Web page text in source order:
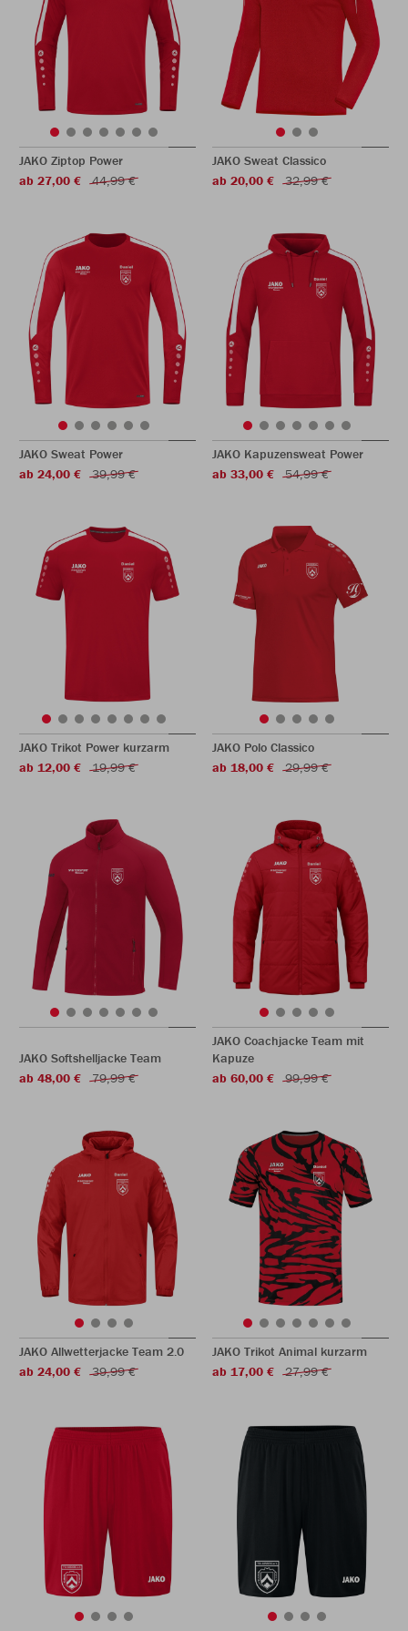
JAKO Ziptop Power
ab 27,00 €
44,99 €
JAKO Sweat Classico
ab 20,00 €
32,99 €
JAKO Sweat Power
ab 24,00 €
39,99 €
JAKO Kapuzensweat Power
ab 33,00 €
54,99 €
JAKO Trikot Power kurzarm
ab 12,00 €
19,99 €
JAKO Polo Classico
ab 18,00 €
29,99 €
JAKO Softshelljacke Team
ab 48,00 €
79,99 €
JAKO Coachjacke Team mit
Kapuze
ab 60,00 €
99,99 €
JAKO Allwetterjacke Team 2.0
ab 24,00 €
39,99 €
JAKO Trikot Animal kurzarm
ab 17,00 €
27,99 €